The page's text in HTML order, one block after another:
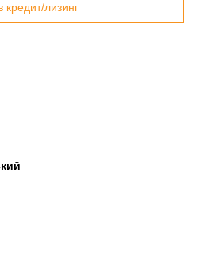
кредит/лизинг